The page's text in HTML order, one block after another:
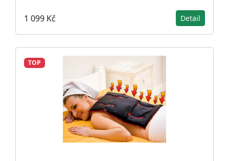
1 099 Kč Detail
TOP